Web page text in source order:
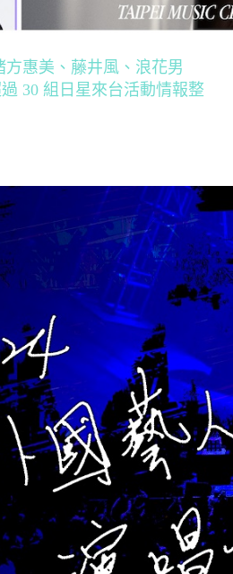
方惠美、藤井風、浪花男
30 組日星來台活動情報整